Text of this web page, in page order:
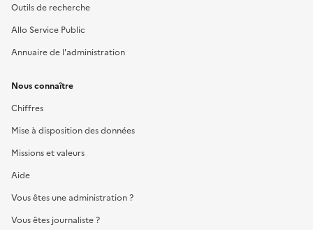
Outils de recherche
Allo Service Public
Annuaire de l'administration
Nous connaître
Chiffres
Mise à disposition des données
Missions et valeurs
Aide
Vous êtes une administration ?
Vous êtes journaliste ?